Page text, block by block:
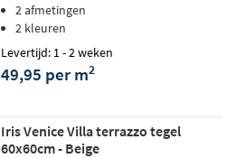
2 afmetingen
2 kleuren
Levertijd: 1 - 2 weken
49,95 per m2
Iris Venice Villa terrazzo tegel
60x60cm - Beige